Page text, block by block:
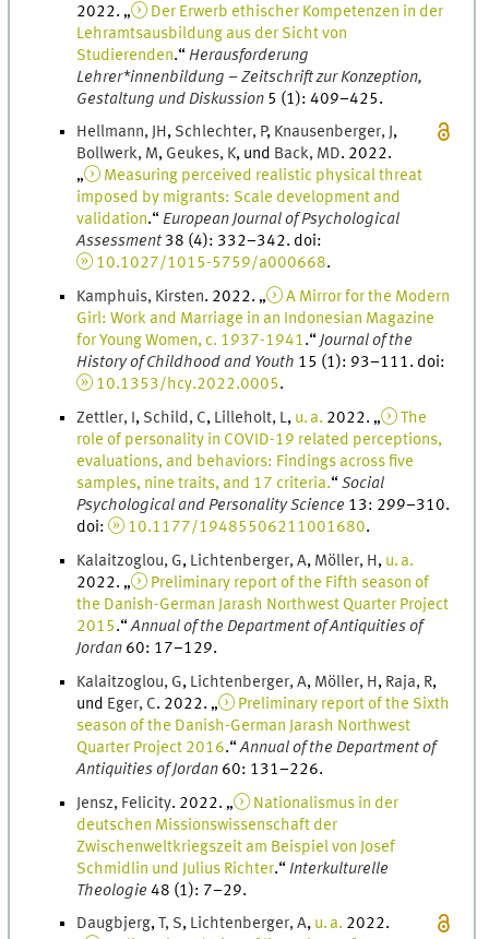
2022. „
Der Erwerb ethischer Kompetenzen in der
Lehramtsausbildung aus der Sicht von
Studierenden.“Herausforderung
Lehrer*innenbildung – Zeitschrift zur Konzeption,
Gestaltung und Diskussion 5 (1):409–425.
Hellmann, JH, Schlechter, P, Knausenberger, J,
Bollwerk, M, Geukes, K, und Back, MD. 2022.
„
Measuring perceived realistic physical threat
imposed by migrants: Scale development and
validation.“European Journal of Psychological
Assessment 38 (4): 332–342. doi:
10.1027/1015-5759/a000668.
Kamphuis, Kirsten. 2022. „
A Mirror for the Modern
Girl: Work and Marriage in an Indonesian Magazine
for Young Women, c. 1937-1941.“Journal of the
History of Childhood and Youth 15 (1): 93–111. doi:
10.1353/hcy.2022.0005.
Zettler, , Schild, C, Lilleholt, L, u. a. 2022. „
The
role of personality in COVID-19 related perceptions,
evaluations, and behaviors: Findings across five
samples, nine traits, and 17 criteria.“Social
Psychological and Personality Science 13: 299–310.
doi: 10.1177/19485506211001680.
Kalaitzoglou, G, Lichtenberger,A, Möller, H , u. a.
2022. „
Preliminary report of the Fifth season of
the Danish-German Jarash Northwest Quarter Project
2015.“Annual of the Department of Antiquities of
Jordan 60: 17–129.
Kalaitzoglou, G, Lichtenberger,A, Möller, H , Raja, R,
und Eger, C. 2022. „
Preliminary report of the Sixth
season of the Danish-German Jarash Northwest
Quarter Project 2016.“Annual of the Department of
Antiquities of Jordan 60: 131–226.
Jensz, Felicity. 2022. „
Nationalismus in der
deutschen Missionswissenschaft der
Zwischenweltkriegszeit am Beispiel von Josef
Schmidlin und Julius Richter.“Interkulturelle
Theologie 48 (1): 7–29.
Daugbjerg,T, S, Lichtenberger,A, u. a. 2022.